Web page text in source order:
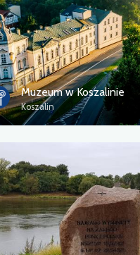
Muzeum w Koszalinie
Koszalin